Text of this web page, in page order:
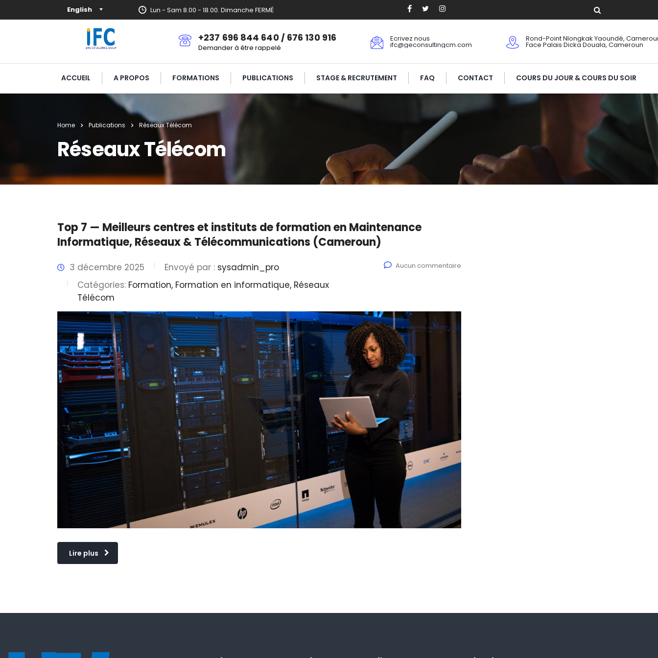
English Lun - Sam 8.00 - 18.00. Dimanche FERMÉ
+237 696 844 640 / 676 130 916
Demander à être rappelé
Ecrivez nous
ifc@geconsultingcm.com
Rond-Point Nlongkak Yaoundé,
Face Palais Dicka Douala, Cameroun
ACCUEIL A PROPOS FORMATIONS PUBLICATIONS STAGE & RECRUTEMENT FAQ CONTACT COURS DU JOUR & COURS DU SOIR
Home Publications Réseaux Télécom
Réseaux Télécom
Top 7 — Meilleurs centres et instituts de formation en Maintenance
Informatique, Réseaux & Télécommunications (Cameroun)
3 décembre 2025 Envoyé par : sysadmin_pro
Catégories: Formation, Formation en informatique, Réseaux
Télécom
Aucun commentaire
Lire plus